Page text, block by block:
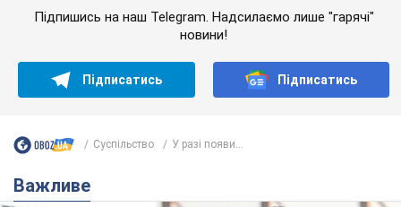
Підпишись на наш Telegram. Надсилаємо лише "гарячі"
новини!
Підписатись Підписатись
Суспільство У разі появи...
Важливе